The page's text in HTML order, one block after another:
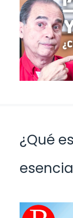
¿Qué